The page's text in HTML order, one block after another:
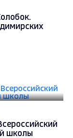
школы